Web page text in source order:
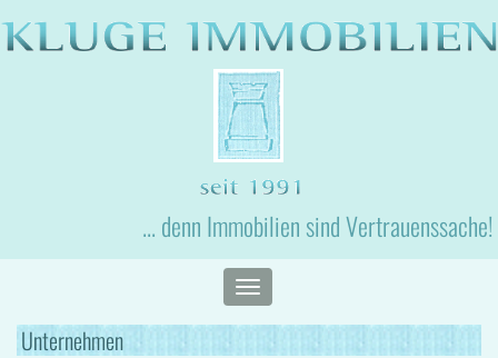
... denn Immobilien sind Vertrauenssache!
Toggle
navigation
Unternehmen